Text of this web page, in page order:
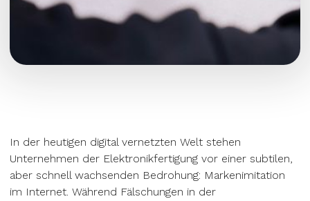
In der heutigen digital vernetzten Welt stehen
Unternehmen der Elektronikfertigung vor einer subtilen,
aber schnell wachsenden Bedrohung: Markenimitation
im Internet. Während Fälschungen in der